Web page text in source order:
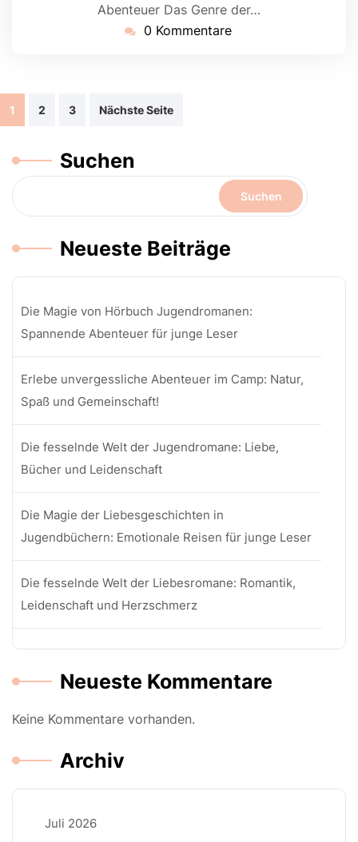
Abenteuer Das Genre der…
0 Kommentare
Beitragsnavigation
1 2 3 Nächste Seite
Suchen
Suchen
Neueste Beiträge
Die Magie von Hörbuch Jugendromanen:
Spannende Abenteuer für junge Leser
Erlebe unvergessliche Abenteuer im Camp: Natur,
Spaß und Gemeinschaft!
Die fesselnde Welt der Jugendromane: Liebe,
Bücher und Leidenschaft
Die Magie der Liebesgeschichten in
Jugendbüchern: Emotionale Reisen für junge Leser
Die fesselnde Welt der Liebesromane: Romantik,
Leidenschaft und Herzschmerz
Neueste Kommentare
Keine Kommentare vorhanden.
Archiv
Juli 2026